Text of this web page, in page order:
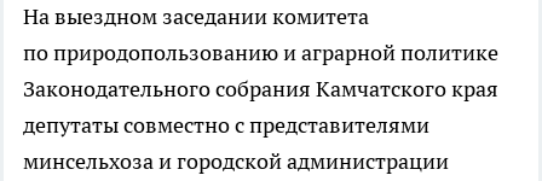
На выездном заседании комитета
по природопользованию и аграрной политике
Законодательного собрания Камчатского края
депутаты совместно с представителями
минсельхоза и городской администрации